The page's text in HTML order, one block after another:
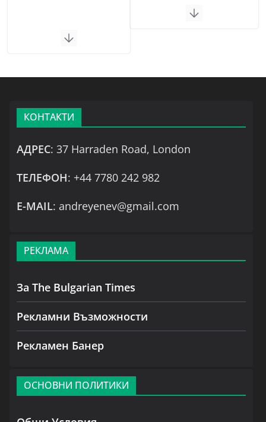
КОНТАКТИ
АДРЕС: 37 Harraden Road, London
ТЕЛЕФОН: +44 7780 242 982
Е-MAIL: andreyenev@gmail.com
РЕКЛАМА
За The Bulgarian Times
Рекламни Възможности
Рекламен Банер
ОСНОВНИ ПОЛИТИКИ